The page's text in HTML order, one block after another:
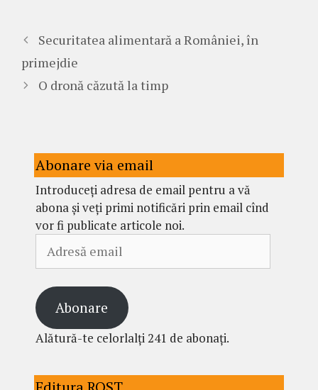
Securitatea alimentară a României, în
primejdie
O dronă căzută la timp
Abonare via email
Introduceți adresa de email pentru a vă
abona și veți primi notificări prin email cînd
vor fi publicate articole noi.
email
Abonare
Alătură-te celorlalți 241 de abonați.